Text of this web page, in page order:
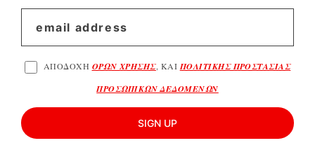
ΑΠΟΔΟΧΗ ΟΡΩΝ ΧΡΗΣΗΣ, ΚΑΙ ΠΟΛΙΤΙΚΗΣ ΠΡΟΣΤΑΣΙΑΣ
ΠΡΟΣΩΠΙΚΩΝ ΔΕΔΟΜΕΝΩΝ
SIGN UP